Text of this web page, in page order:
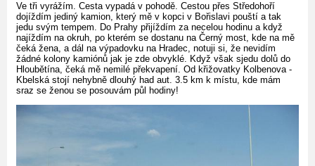
Ve tři vyrážím. Cesta vypadá v pohodě. Cestou přes Středohoří
dojíždím jediný kamion, který mě v kopci v Bořislavi pouští a tak
jedu svým tempem. Do Prahy přijíždím za necelou hodinu a když
najíždím na okruh, po kterém se dostanu na Černý most, kde na mě
čeká žena, a dál na výpadovku na Hradec, notuji si, že nevidím
žádné kolony kamiónů jak je zde obvyklé. Když však sjedu dolů do
Hloubětína, čeká mě nemilé překvapení. Od křižovatky Kolbenova -
Kbelská stojí nehybně dlouhý had aut. 3.5 km k místu, kde mám
sraz se ženou se posouvám půl hodiny!